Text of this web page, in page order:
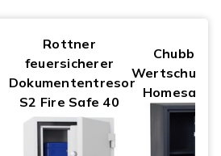
Rottner
feuersicherer
Dokumententresor
S2 Fire Safe 40
Homesafe